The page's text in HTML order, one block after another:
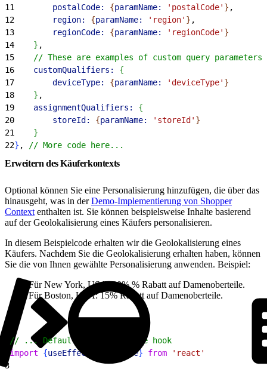
11
        postalCode:
{paramName: 'postalCode' } ,
12
        region:
{paramName: 'region' } ,
13
        regionCode:
{paramName: 'regionCode' }
14
} ,
15
// These are examples of custom query parameters
16
    customQualifiers:
{
17
        deviceType:
{paramName: 'deviceType' }
18
} ,
19
    assignmentQualifiers:
{
20
        storeId:
{paramName: 'storeId' }
21
}
22} , // More code here...
Erweitern des Käuferkontexts
Optional können Sie eine Personalisierung hinzufügen, die über das
hinausgeht, was in derDemo-Implementierung von Shopper
Context enthalten ist. Sie können beispielsweise Inhalte basierend
auf der Geolokalisierung eines Käufers personalisieren.
In diesem Beispielcode erhalten wir die Geolokalisierung eines
Käufers. Nachdem Sie die Geolokalisierung erhalten haben, können
Sie die von Ihnen gewählte Personalisierung anwenden. Beispiel:
Für New York, USA: 20% % Rabatt auf Damenoberteile.
Für Boston, USA: 15% Rabatt auf Damenoberteile.
// ... Default imports in the hook
import {useEffect useState} from 'react'
3